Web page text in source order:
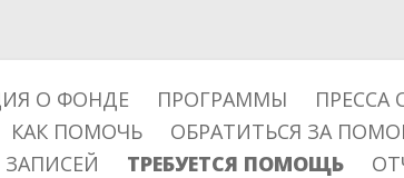
О ФОНДЕ ПРОГРАММЫ
ПРЕССА
КАК ПОМОЧЬ
ОБРАТИТЬСЯ ЗА
ЗАПИСЕЙ
ТРЕБУЕТСЯ ПОМОЩЬ